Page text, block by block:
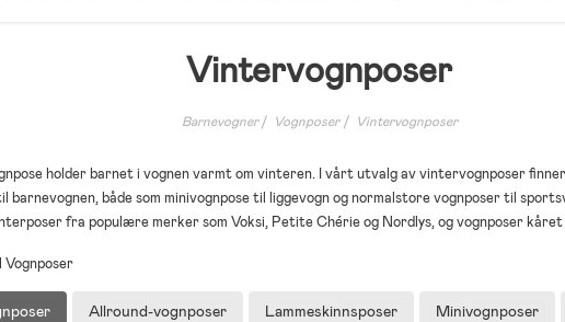
Vintervognposer
Barnevogner Vognposer Vintervognposer
holder barnet i vognen varmt om vinteren. I vårt utvalg av vintervognposer
barnevognen, både som minivognpose til liggevogn og normalstore vognposer til
fra populære merker som Voksi, Petite Chérie og Nordlys, og vognposer
Allround-vognposer Lammeskinnsposer Minivognposer